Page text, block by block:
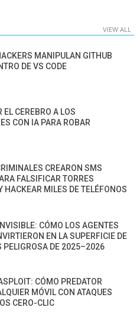
VIEW ALL
MANIPULAN GITHUB
DE VS CODE
EL CEREBRO A LOS
CON IA PARA ROBAR
CREARON SMS
FALSIFICAR TORRES
HACKEAR MILES DE TELÉFONOS
CÓMO LOS AGENTES
EN LA SUPERFICIE DE
PELIGROSA DE 2025–2026
CÓMO PREDATOR
MÓVIL CON ATAQUES
CERO-CLIC